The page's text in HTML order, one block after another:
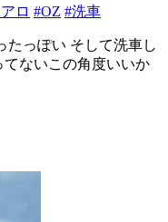
ロ #OZ #洗車
たっぽい そして洗車し
ないこの角度いいか